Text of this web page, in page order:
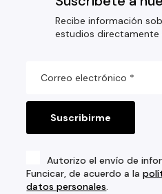
Recibe información
estudios directamente
Autorizo el envío de
Funcicar, de acuerdo a la
datos personales.